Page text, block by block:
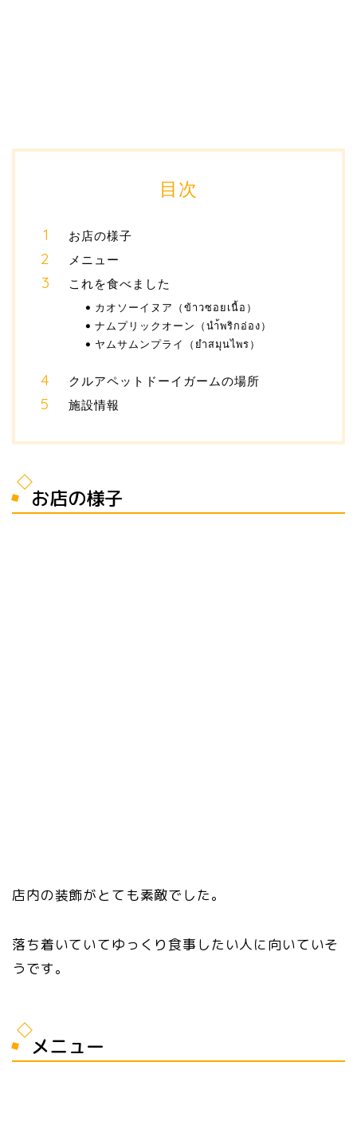
目次
お店の様子
メニュー
これを食べました
カオソーイヌア（ข้าวซอยเนื้อ）
ナムプリックオーン（นำ้พริกอ่อง）
ヤムサムンプライ（ยำสมุนไพร）
クルアペットドーイガームの場所
施設情報
お店の様子
店内の装飾がとても素敵でした。
落ち着いていてゆっくり食事したい人に向いていそ
うです。
メニュー